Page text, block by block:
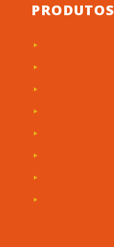
PRODUTOS